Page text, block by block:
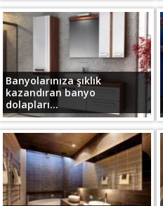
Banyolarınıza şıklık
kazandıran banyo
dolapları...